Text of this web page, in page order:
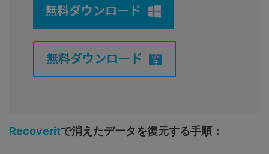
無料ダウンロード
無料ダウンロード
Recoveritで消えたデータを復元する手順：